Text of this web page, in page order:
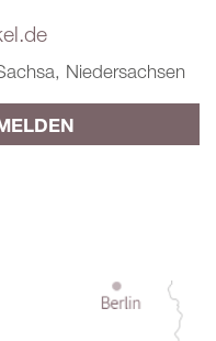
Niedersachsen